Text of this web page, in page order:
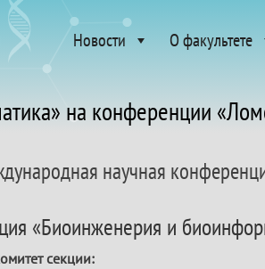
Новости О факультете
на конференции
научная
«Биоинженерия и
секции: